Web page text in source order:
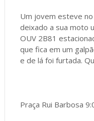
Um jovem esteve
deixado a sua moto
OUV 2B81
que fica em um
e de lá foi furtada.
Praça Rui Barbosa